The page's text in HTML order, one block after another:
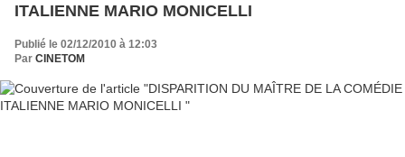
ITALIENNE MARIO MONICELLI
Publié le 02/12/2010 à 12:03
Par CINETOM